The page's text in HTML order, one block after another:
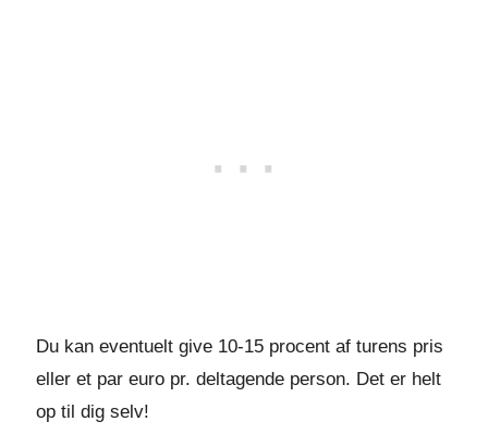
Du kan eventuelt give 10-15 procent af turens pris
eller et par euro pr. deltagende person. Det er helt
op til dig selv!